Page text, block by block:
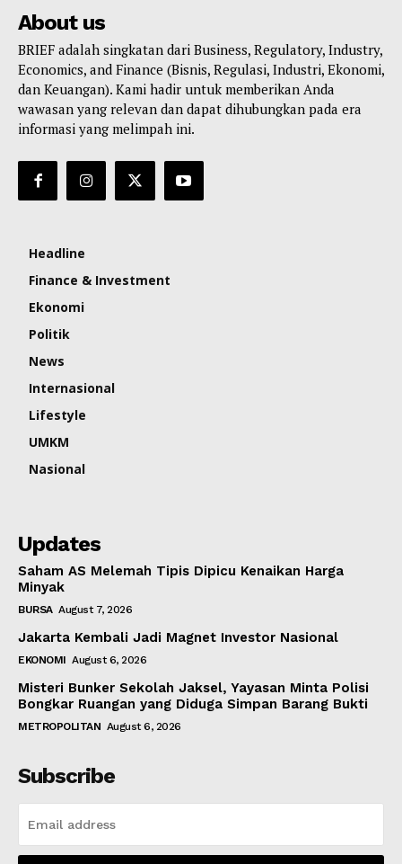
About us
BRIEF adalah singkatan dari Business, Regulatory, Industry,
Economics, and Finance (Bisnis, Regulasi, Industri, Ekonomi,
dan Keuangan). Kami hadir untuk memberikan Anda
wawasan yang relevan dan dapat dihubungkan pada era
informasi yang melimpah ini.
Headline
Finance & Investment
Ekonomi
Politik
News
Internasional
Lifestyle
UMKM
Nasional
Updates
Saham AS Melemah Tipis Dipicu Kenaikan Harga
Minyak
BURSA August 7, 2026
Jakarta Kembali Jadi Magnet Investor Nasional
EKONOMI August 6, 2026
Misteri Bunker Sekolah Jaksel, Yayasan Minta Polisi
Bongkar Ruangan yang Diduga Simpan Barang Bukti
METROPOLITAN August 6, 2026
Subscribe